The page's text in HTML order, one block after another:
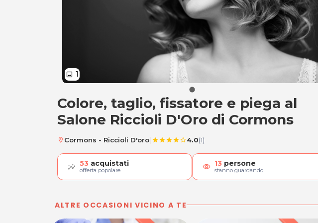
image 1
Colore, taglio, fissatore e piega
Colore, taglio, fissatore e piega al
Salone Riccioli D'Oro di Cormons
location_on Cormons - Riccioli D'oro starstarstarstarstar_border4.0(1)
53 acquistati
offerta popolare visibility 13 persone
stanno guardando
ALTRE OCCASIONI VICINO A TE